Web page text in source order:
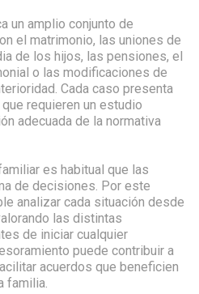
un amplio conjunto de
el matrimonio, las uniones de
de los hijos, las pensiones, el
o las modificaciones de
Cada caso presenta
requieren un estudio
adecuada de la normativa
es habitual que las
de decisiones. Por este
analizar cada situación desde
las distintas
de iniciar cualquier
puede contribuir a
acuerdos que beneficien
familia.